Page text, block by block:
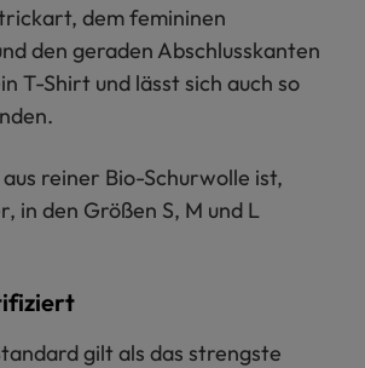
dem femininen
den geraden Abschlusskanten
T-Shirt und lässt sich auch so
reiner Bio-Schurwolle ist,
in den Größen S, M und L
gilt als das strengste